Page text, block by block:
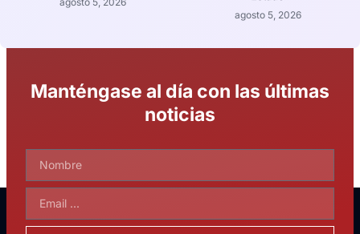
agosto 5, 2026
Manténgase al día con las últimas
noticias